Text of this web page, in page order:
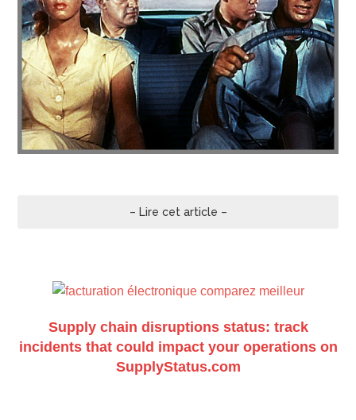
– Lire cet article –
Supply chain disruptions status: track
incidents that could impact your operations on
SupplyStatus.com